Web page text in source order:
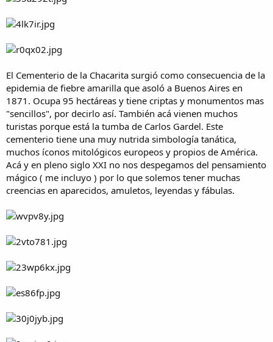
El Cementerio de la Chacarita surgió como consecuencia de la
epidemia de fiebre amarilla que asoló a Buenos Aires en
1871. Ocupa 95 hectáreas y tiene criptas y monumentos mas
"sencillos", por decirlo así. También acá vienen muchos
turistas porque está la tumba de Carlos Gardel. Este
cementerio tiene una muy nutrida simbología tanática,
muchos íconos mitológicos europeos y propios de América.
Acá y en pleno siglo XXI no nos despegamos del pensamiento
mágico ( me incluyo ) por lo que solemos tener muchas
creencias en aparecidos, amuletos, leyendas y fábulas.